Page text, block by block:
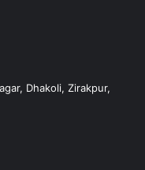
Dhakoli, Zirakpur,